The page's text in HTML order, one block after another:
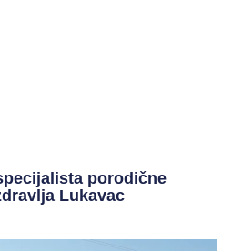
porodične
Lukavac